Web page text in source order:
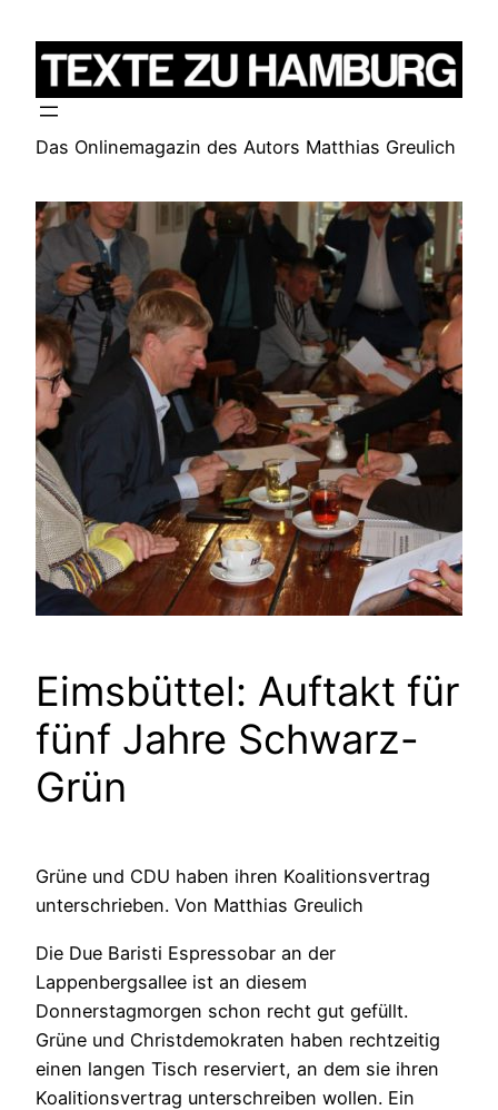
Inhalt
springen
Das Onlinemagazin des Autors Matthias Greulich
Eimsbüttel: Auftakt für
fünf Jahre Schwarz-
Grün
Grüne und CDU haben ihren Koalitionsvertrag
unterschrieben. Von Matthias Greulich
Die Due Baristi Espressobar an der
Lappenbergsallee ist an diesem
Donnerstagmorgen schon recht gut gefüllt.
Grüne und Christdemokraten haben rechtzeitig
einen langen Tisch reserviert, an dem sie ihren
Koalitionsvertrag unterschreiben wollen. Ein